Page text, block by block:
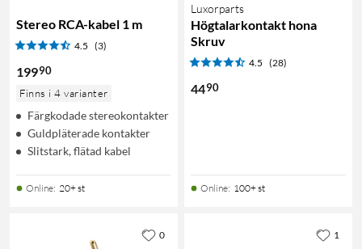
Stereo RCA-kabel 1 m
4.5 (3)
19990
Finns i 4 varianter
Färgkodade stereokontakter
Guldpläterade kontakter
Slitstark, flätad kabel
Online: 20+ st
Luxorparts
Högtalarkontakt hona
Skruv
4.5 (28)
4490
Online: 100+ st
0 1